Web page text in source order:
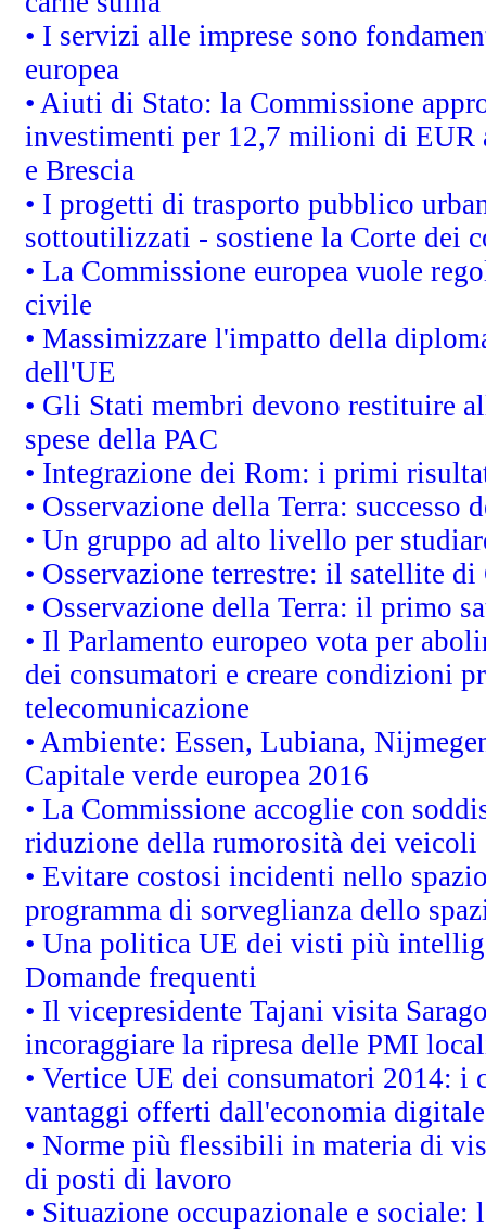
• I servizi alle imprese sono
europea
• Aiuti di Stato: la Commissione
investimenti per 12,7 milioni di EUR
e Brescia
• I progetti di trasporto pubblico
sottoutilizzati - sostiene la Corte dei
• La Commissione europea vuole
civile
• Massimizzare l'impatto della
dell'UE
• Gli Stati membri devono restituire
spese della PAC
• Integrazione dei Rom: i primi
• Osservazione della Terra:
• Un gruppo ad alto livello per
• Osservazione terrestre: il satellite
• Osservazione della Terra: il primo
• Il Parlamento europeo vota per
dei consumatori e creare condizioni
telecomunicazione
• Ambiente: Essen, Lubiana,
Capitale verde europea 2016
• La Commissione accoglie con
riduzione della rumorosità dei veicoli
• Evitare costosi incidenti nello
programma di sorveglianza dello
• Una politica UE dei visti più
Domande frequenti
• Il vicepresidente Tajani visita
incoraggiare la ripresa delle PMI
• Vertice UE dei consumatori 2014:
vantaggi offerti dall'economia digitale
• Norme più flessibili in materia di
di posti di lavoro
• Situazione occupazionale e